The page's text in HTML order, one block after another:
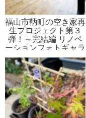
福山市鞆町の空き家再
生プロジェクト第３
弾！～完結編 リノベ
ーションフォトギャラ
リー